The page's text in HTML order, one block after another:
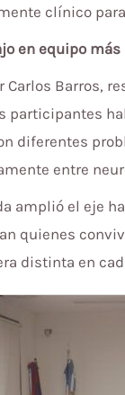
clínico
en equipo
Carlos Barros,
participantes
diferentes
entre
amplió el eje
quienes
distinta en